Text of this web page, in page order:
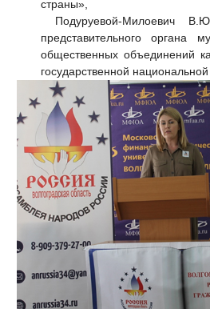
страны»,
Подуруевой-Милоевич
представительного органа
общественных объединений
государственной национальной